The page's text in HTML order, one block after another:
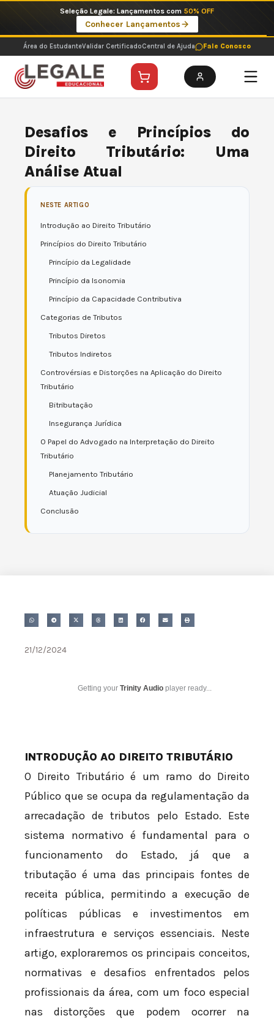
o
conteúdo
Imperdíveis no Pix: Pós Selecionadas a 199 reais no pix em parcela única
Ver ofertas
Área do EstudanteValidar CertificadoCentral de Ajuda Fale Conosco
Desafios e Princípios do
Direito Tributário: Uma
Análise Atual
NESTE ARTIGO
Introdução ao Direito Tributário
Princípios do Direito Tributário
Princípio da Legalidade
Princípio da Isonomia
Princípio da Capacidade Contributiva
Categorias de Tributos
Tributos Diretos
Tributos Indiretos
Controvérsias e Distorções na Aplicação do Direito
Tributário
Bitributação
Insegurança Jurídica
O Papel do Advogado na Interpretação do Direito
Tributário
Planejamento Tributário
Atuação Judicial
Conclusão
21/12/2024
Getting your Trinity Audio player ready...
INTRODUÇÃO AO DIREITO TRIBUTÁRIO
O Direito Tributário é um ramo do Direito
Público que se ocupa da regulamentação da
arrecadação de tributos pelo Estado. Este
sistema normativo é fundamental para o
funcionamento do Estado, já que a
tributação é uma das principais fontes de
receita pública, permitindo a execução de
políticas públicas e investimentos em
infraestrutura e serviços essenciais. Neste
artigo, exploraremos os principais conceitos,
normativas e desafios enfrentados pelos
profissionais da área, com um foco especial
nas distorções que podem ocorrer na